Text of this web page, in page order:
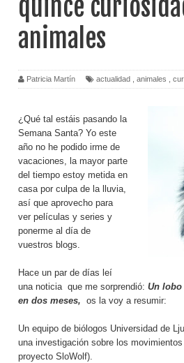
quince
animales
Patricia Martín actualidad animales
¿Qué tal estáis pasando la
Semana Santa? Yo este
año no he podido irme de
vacaciones, la mayor parte
del tiempo estoy metida en
casa por culpa de la lluvia,
así que aprovecho para
ver películas y series y
ponerme al día de
vuestros blogs.
Hace un par de días leí
una noticia que me sorprendió: Un lobo
en dos meses, os la voy a resumir:
Un equipo de biólogos Universidad de
una investigación sobre los
proyecto SloWolf).